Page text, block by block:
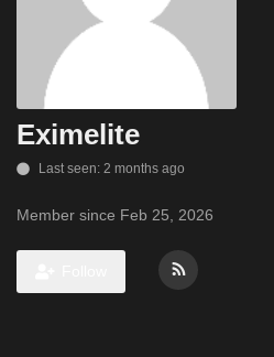
Write for Postr
General
Eximelite
Last seen: 2 months ago
Member since Feb 25, 2026